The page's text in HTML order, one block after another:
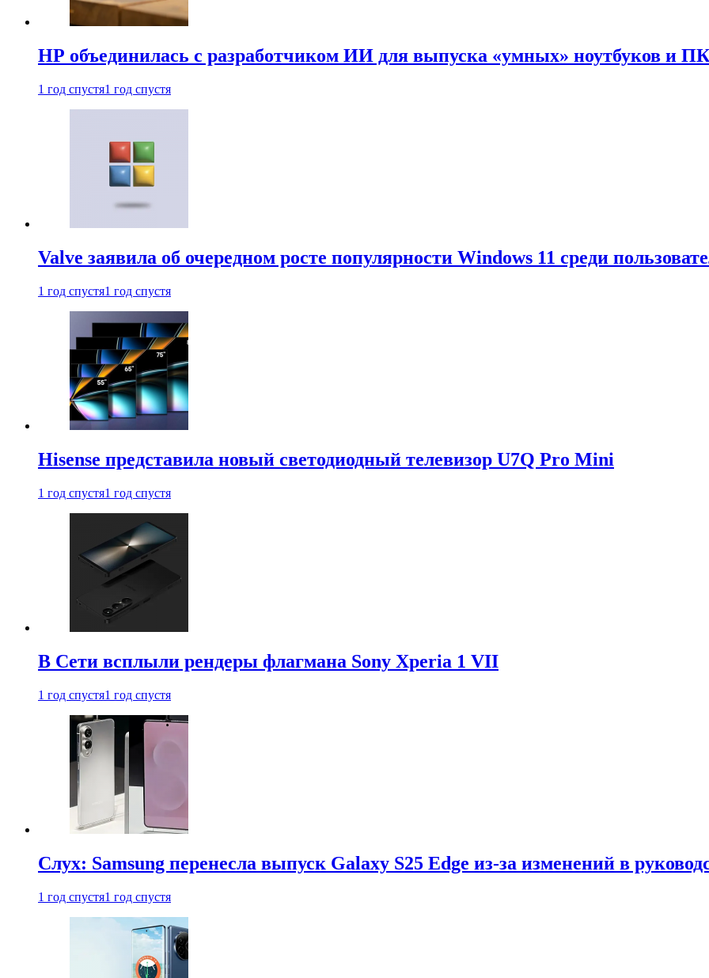
HP объединилась с разработчиком ИИ для выпуска «умных» ноутбуков и ПК
1 год спустя1 год спустя
Valve заявила об очередном росте популярности Windows 11 среди
1 год спустя1 год спустя
Hisense представила новый светодиодный телевизор U7Q Pro Mini
1 год спустя1 год спустя
В Сети всплыли рендеры флагмана Sony Xperia 1 VII
1 год спустя1 год спустя
Слух: Samsung перенесла выпуск Galaxy S25 Edge из-за изменений в
1 год спустя1 год спустя